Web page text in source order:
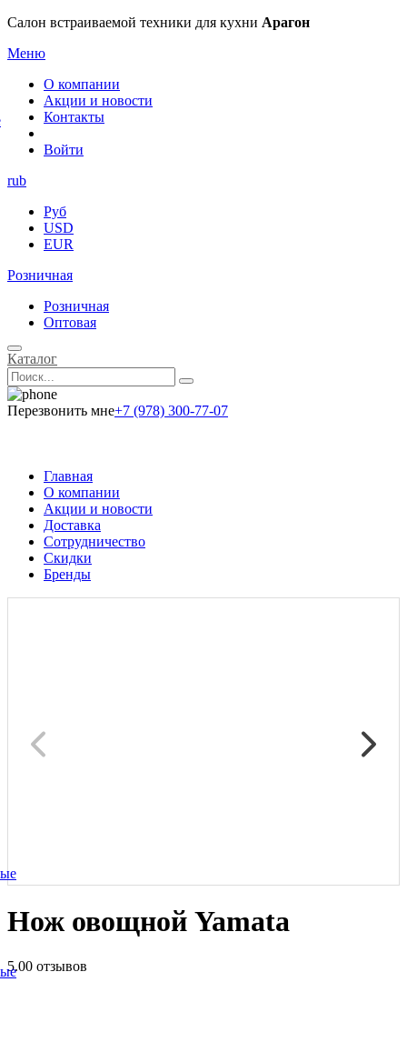
Салон встраиваемой техники для кухни Арагон
Меню
О компании
Акции и новости
Контакты
Войти
rub
Руб
USD
EUR
Розничная
Розничная
Оптовая
Каталог
Перезвонить мне+7 (978) 300-77-07
Главная
О компании
Акции и новости
Доставка
Сотрудничество
Скидки
Бренды
Нож овощной Yamata
5.00 отзывов